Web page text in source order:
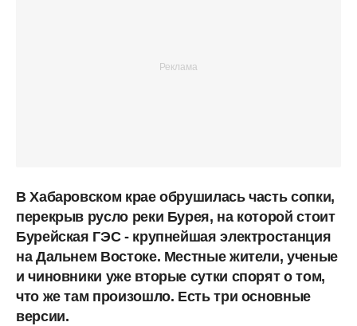
В Хабаровском крае обрушилась часть сопки,
перекрыв русло реки Бурея, на которой стоит
Бурейская ГЭС - крупнейшая электростанция
на Дальнем Востоке. Местные жители, ученые
и чиновники уже вторые сутки спорят о том,
что же там произошло. Есть три основные
версии.